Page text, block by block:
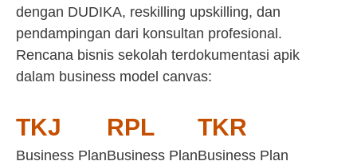
dengan DUDIKA, reskilling upskilling, dan
pendampingan dari konsultan profesional.
Rencana bisnis sekolah terdokumentasi apik
dalam business model canvas:
TKJ
Business Plan
RPL
Business Plan
TKR
Business Plan